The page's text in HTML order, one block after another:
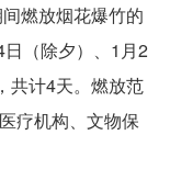
燃放烟花爆竹的
（除夕）、1月2
共计4天。燃放范
疗机构、文物保